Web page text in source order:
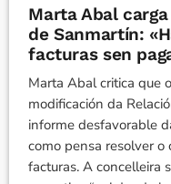
Marta Abal
de Sanmartín:
facturas sen
Marta Abal critica que
modificación da
informe desfavorable
como pensa resolver
facturas. A concelleira